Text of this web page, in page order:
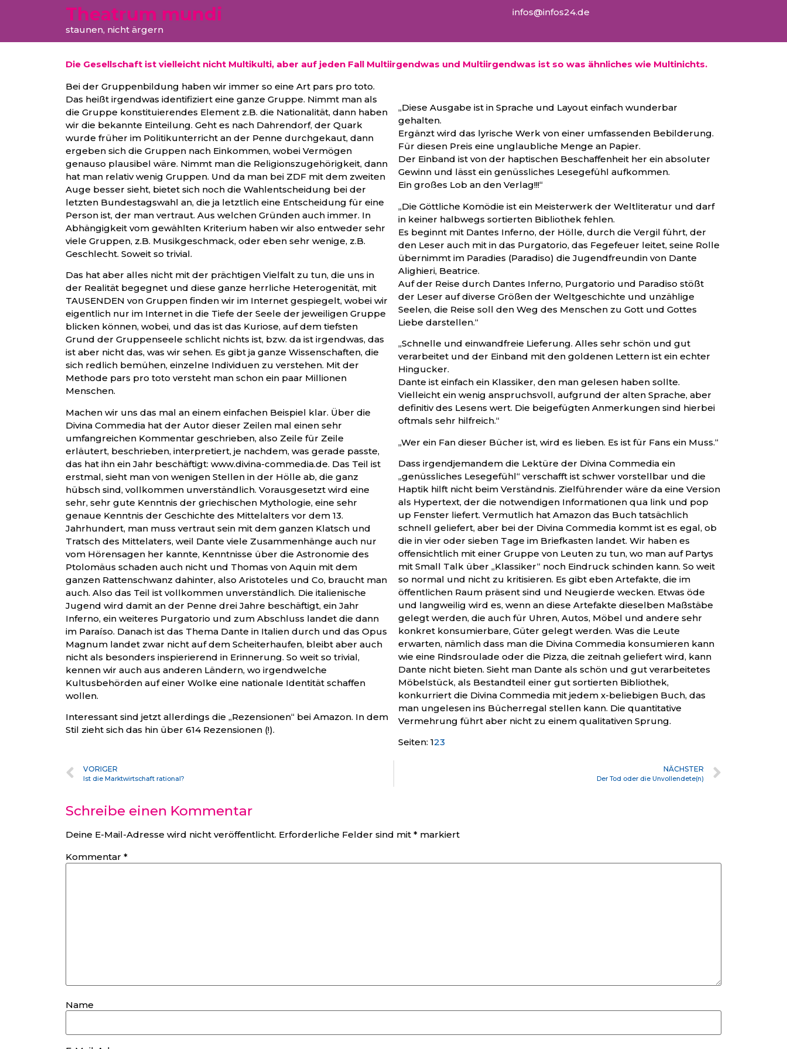
Theatrum mundi
staunen, nicht ärgern
infos@infos24.de
Die Gesellschaft ist vielleicht nicht Multikulti, aber auf jeden Fall Multiirgendwas und Multiirgendwas ist so was ähnliches wie Multinichts.
Bei der Gruppenbildung haben wir immer so eine Art pars pro toto.
Das heißt irgendwas identifiziert eine ganze Gruppe. Nimmt man als
die Gruppe konstituierendes Element z.B. die Nationalität, dann haben
wir die bekannte Einteilung. Geht es nach Dahrendorf, der Quark
wurde früher im Politikunterricht an der Penne durchgekaut, dann
ergeben sich die Gruppen nach Einkommen, wobei Vermögen
genauso plausibel wäre. Nimmt man die Religionszugehörigkeit, dann
hat man relativ wenig Gruppen. Und da man bei ZDF mit dem zweiten
Auge besser sieht, bietet sich noch die Wahlentscheidung bei der
letzten Bundestagswahl an, die ja letztlich eine Entscheidung für eine
Person ist, der man vertraut. Aus welchen Gründen auch immer. In
Abhängigkeit vom gewählten Kriterium haben wir also entweder sehr
viele Gruppen, z.B. Musikgeschmack, oder eben sehr wenige, z.B.
Geschlecht. Soweit so trivial.
Das hat aber alles nicht mit der prächtigen Vielfalt zu tun, die uns in
der Realität begegnet und diese ganze herrliche Heterogenität, mit
TAUSENDEN von Gruppen finden wir im Internet gespiegelt, wobei wir
eigentlich nur im Internet in die Tiefe der Seele der jeweiligen Gruppe
blicken können, wobei, und das ist das Kuriose, auf dem tiefsten
Grund der Gruppenseele schlicht nichts ist, bzw. da ist irgendwas, das
ist aber nicht das, was wir sehen. Es gibt ja ganze Wissenschaften, die
sich redlich bemühen, einzelne Individuen zu verstehen. Mit der
Methode pars pro toto versteht man schon ein paar Millionen
Menschen.
Machen wir uns das mal an einem einfachen Beispiel klar. Über die
Divina Commedia hat der Autor dieser Zeilen mal einen sehr
umfangreichen Kommentar geschrieben, also Zeile für Zeile
erläutert, beschrieben, interpretiert, je nachdem, was gerade passte,
das hat ihn ein Jahr beschäftigt: www.divina-commedia.de. Das Teil ist
erstmal, sieht man von wenigen Stellen in der Hölle ab, die ganz
hübsch sind, vollkommen unverständlich. Vorausgesetzt wird eine
sehr, sehr gute Kenntnis der griechischen Mythologie, eine sehr
genaue Kenntnis der Geschichte des Mittelalters vor dem 13.
Jahrhundert, man muss vertraut sein mit dem ganzen Klatsch und
Tratsch des Mittelaters, weil Dante viele Zusammenhänge auch nur
vom Hörensagen her kannte, Kenntnisse über die Astronomie des
Ptolomäus schaden auch nicht und Thomas von Aquin mit dem
ganzen Rattenschwanz dahinter, also Aristoteles und Co, braucht man
auch. Also das Teil ist vollkommen unverständlich. Die italienische
Jugend wird damit an der Penne drei Jahre beschäftigt, ein Jahr
Inferno, ein weiteres Purgatorio und zum Abschluss landet die dann
im Paraíso. Danach ist das Thema Dante in Italien durch und das Opus
Magnum landet zwar nicht auf dem Scheiterhaufen, bleibt aber auch
nicht als besonders inspierierend in Erinnerung. So weit so trivial,
kennen wir auch aus anderen Ländern, wo irgendwelche
Kultusbehörden auf einer Wolke eine nationale Identität schaffen
wollen.
Interessant sind jetzt allerdings die „Rezensionen“ bei Amazon. In dem
Stil zieht sich das hin über 614 Rezensionen (!).
„Diese Ausgabe ist in Sprache und Layout einfach wunderbar
gehalten.
Ergänzt wird das lyrische Werk von einer umfassenden Bebilderung.
Für diesen Preis eine unglaubliche Menge an Papier.
Der Einband ist von der haptischen Beschaffenheit her ein absoluter
Gewinn und lässt ein genüssliches Lesegefühl aufkommen.
Ein großes Lob an den Verlag!!!“
„Die Göttliche Komödie ist ein Meisterwerk der Weltliteratur und darf
in keiner halbwegs sortierten Bibliothek fehlen.
Es beginnt mit Dantes Inferno, der Hölle, durch die Vergil führt, der
den Leser auch mit in das Purgatorio, das Fegefeuer leitet, seine Rolle
übernimmt im Paradies (Paradiso) die Jugendfreundin von Dante
Alighieri, Beatrice.
Auf der Reise durch Dantes Inferno, Purgatorio und Paradiso stößt
der Leser auf diverse Größen der Weltgeschichte und unzählige
Seelen, die Reise soll den Weg des Menschen zu Gott und Gottes
Liebe darstellen.“
„Schnelle und einwandfreie Lieferung. Alles sehr schön und gut
verarbeitet und der Einband mit den goldenen Lettern ist ein echter
Hingucker.
Dante ist einfach ein Klassiker, den man gelesen haben sollte.
Vielleicht ein wenig anspruchsvoll, aufgrund der alten Sprache, aber
definitiv des Lesens wert. Die beigefügten Anmerkungen sind hierbei
oftmals sehr hilfreich.“
„Wer ein Fan dieser Bücher ist, wird es lieben. Es ist für Fans ein Muss.“
Dass irgendjemandem die Lektüre der Divina Commedia ein
„genüssliches Lesegefühl“ verschafft ist schwer vorstellbar und die
Haptik hilft nicht beim Verständnis. Zielführender wäre da eine Version
als Hypertext, der die notwendigen Informationen qua link und pop
up Fenster liefert. Vermutlich hat Amazon das Buch tatsächlich
schnell geliefert, aber bei der Divina Commedia kommt ist es egal, ob
die in vier oder sieben Tage im Briefkasten landet. Wir haben es
offensichtlich mit einer Gruppe von Leuten zu tun, wo man auf Partys
mit Small Talk über „Klassiker“ noch Eindruck schinden kann. So weit
so normal und nicht zu kritisieren. Es gibt eben Artefakte, die im
öffentlichen Raum präsent sind und Neugierde wecken. Etwas öde
und langweilig wird es, wenn an diese Artefakte dieselben Maßstäbe
gelegt werden, die auch für Uhren, Autos, Möbel und andere sehr
konkret konsumierbare, Güter gelegt werden. Was die Leute
erwarten, nämlich dass man die Divina Commedia konsumieren kann
wie eine Rindsroulade oder die Pizza, die zeitnah geliefert wird, kann
Dante nicht bieten. Sieht man Dante als schön und gut verarbeitetes
Möbelstück, als Bestandteil einer gut sortierten Bibliothek,
konkurriert die Divina Commedia mit jedem x-beliebigen Buch, das
man ungelesen ins Bücherregal stellen kann. Die quantitative
Vermehrung führt aber nicht zu einem qualitativen Sprung.
Seiten: 123
VORIGER
Ist die Marktwirtschaft rational?
NÄCHSTER
Der Tod oder die Unvollendete(n)
Schreibe einen Kommentar
Deine E-Mail-Adresse wird nicht veröffentlicht. Erforderliche Felder sind mit * markiert
Kommentar *
Name